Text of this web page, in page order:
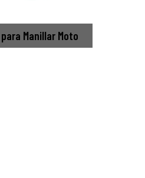
Manillar Moto